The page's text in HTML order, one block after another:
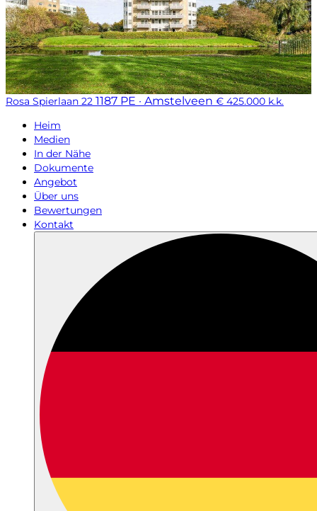
Rosa Spierlaan 22 1187 PE · Amstelveen € 425.000 k.k.
Heim
Medien
In der Nähe
Dokumente
Angebot
Über uns
Bewertungen
Kontakt